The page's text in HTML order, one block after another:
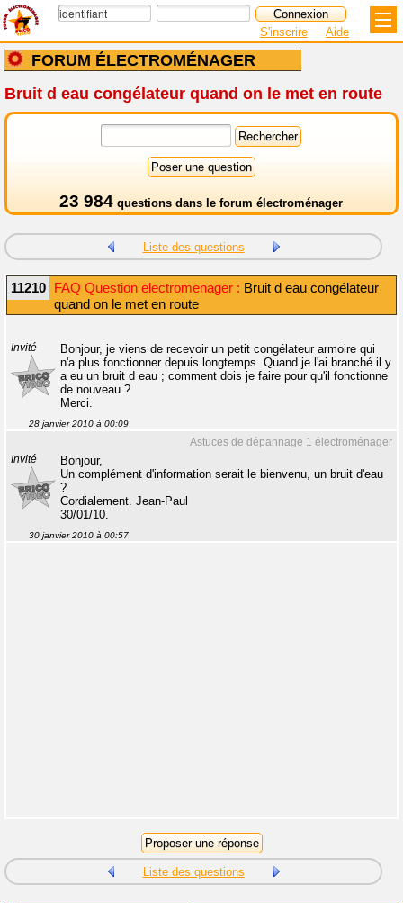
FORUM ÉLECTROMÉNAGER
S'inscrire Aide
Bruit d eau congélateur quand on le met en route
23 984 questions dans le forum électroménager
Liste des questions
11210 FAQ Question electromenager : Bruit d eau congélateur
quand on le met en route
Invité
Bonjour, je viens de recevoir un petit congélateur armoire qui
n'a plus fonctionner depuis longtemps. Quand je l'ai branché il y
a eu un bruit d eau ; comment dois je faire pour qu'il fonctionne
de nouveau ?
Merci.
28 janvier 2010 à 00:09
Astuces de dépannage 1 électroménager
Invité
Bonjour,
Un complément d'information serait le bienvenu, un bruit d'eau
?
Cordialement. Jean-Paul
30/01/10.
30 janvier 2010 à 00:57
Liste des questions